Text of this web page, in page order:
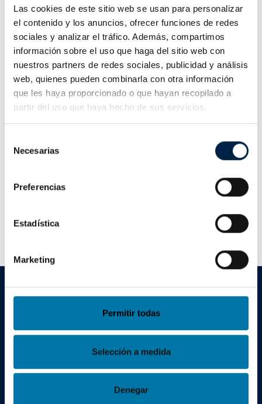
Las cookies de este sitio web se usan para personalizar
el contenido y los anuncios, ofrecer funciones de redes
sociales y analizar el tráfico. Además, compartimos
información sobre el uso que haga del sitio web con
nuestros partners de redes sociales, publicidad y análisis
web, quienes pueden combinarla con otra información
que les haya proporcionado o que hayan recopilado a
partir del uso que haya hecho de sus servicios.
Necesarias
Preferencias
Estadística
Marketing
Permitir todas
Selección a medida
Denegar
Para personas físicas en
su condición de
ciudadanos. Es el
equivalente digital del
DNI o del NIE. Permite
firmar y realizar trámites
ante todas las
Administraciones
Públicas.
Para personas físicas en
su condición de
ciudadanos. Es el
equivalente digital del
DNI o del NIE. Permite
firmar y realizar trámites
ante todas las
Administraciones
Públicas.
Carmerfirma
Quienes somos
¿Qué certificado necesito?
Acreditaciones
Blog